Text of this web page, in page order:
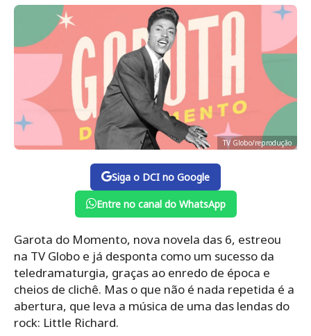
TV Globo/reprodução
Siga o DCI no Google
Entre no canal do WhatsApp
Garota do Momento, nova novela das 6, estreou
na TV Globo e já desponta como um sucesso da
teledramaturgia, graças ao enredo de época e
cheios de clichê. Mas o que não é nada repetida é a
abertura, que leva a música de uma das lendas do
rock: Little Richard.